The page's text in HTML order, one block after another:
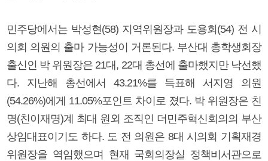
민주당에서는 박성현(58) 지역위원장과 도용회(54) 전 시
의회 의원의 출마 가능성이 거론된다. 부산대 총학생회장
출신인 박 위원장은 21대, 22대 총선에 출마했지만 낙선했
다. 지난해 총선에서 43.21%를 득표해 서지영 의원
(54.26%)에게 11.05%포인트 차이로 졌다. 박 위원장은 친
명(친이재명)계 최대 원외 조직인 더민주혁신회의의 부산
상임대표이기도 하다. 도 전 의원은 8대 시의회 기획재경
위원장을 역임했으며 현재 국회의장실 정책비서관으로